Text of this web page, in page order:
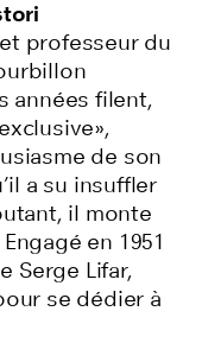
professeur du
années filent,
de son
a su insuffler
il monte
en 1951
Serge Lifar,
se dédier à